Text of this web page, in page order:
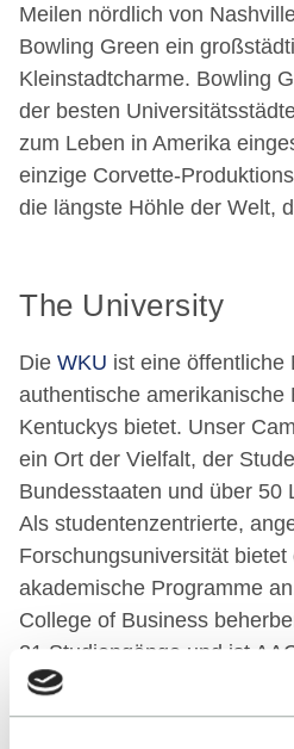
Meilen nördlich von
Bowling Green ein
Kleinstadtcharme. Bowling
der besten
zum Leben in Amerika
einzige Corvette-
die längste Höhle der Welt,
The University
Die WKU ist eine öffentliche
authentische amerikanische
Kentuckys bietet. Unser
ein Ort der Vielfalt, der
Bundesstaaten und über 50
Als studentenzentrierte,
Forschungsuniversität
akademische Programme
College of Business
21 Studiengänge und ist
dem gesamten Campus
Lernen, unterstützendes